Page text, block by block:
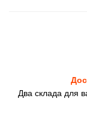
Два склада для